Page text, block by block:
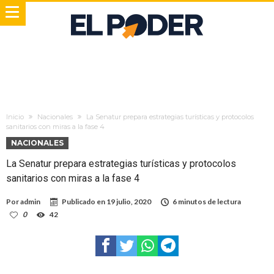
Inicio Nacionales
La Senatur prepara estrategias turísticas y protocolos
sanitarios con miras a la fase 4
NACIONALES
La Senatur prepara estrategias turísticas y protocolos
sanitarios con miras a la fase 4
Poradmin Publicado en 19 julio, 2020
6 minutos de lectura
0
42